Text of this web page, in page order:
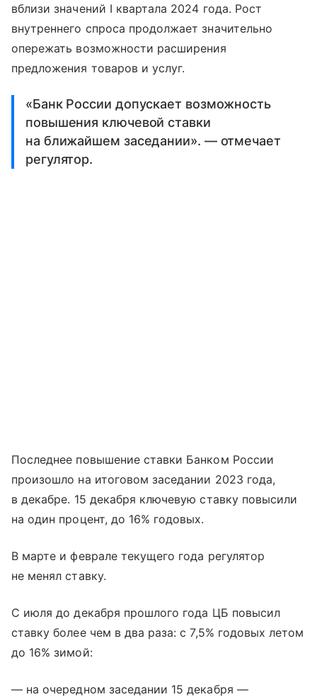
вблизи значений I квартала 2024 года. Рост
внутреннего спроса продолжает значительно
опережать возможности расширения
предложения товаров и услуг.
«Банк России допускает возможность
повышения ключевой ставки
на ближайшем заседании». — отмечает
регулятор.
Последнее повышение ставки Банком России
произошло на итоговом заседании 2023 года,
в декабре. 15 декабря ключевую ставку повысили
на один процент, до 16% годовых.
В марте и феврале текущего года регулятор
не менял ставку.
С июля до декабря прошлого года ЦБ повысил
ставку более чем в два раза: с 7,5% годовых летом
до 16% зимой:
— на очередном заседании 15 декабря —